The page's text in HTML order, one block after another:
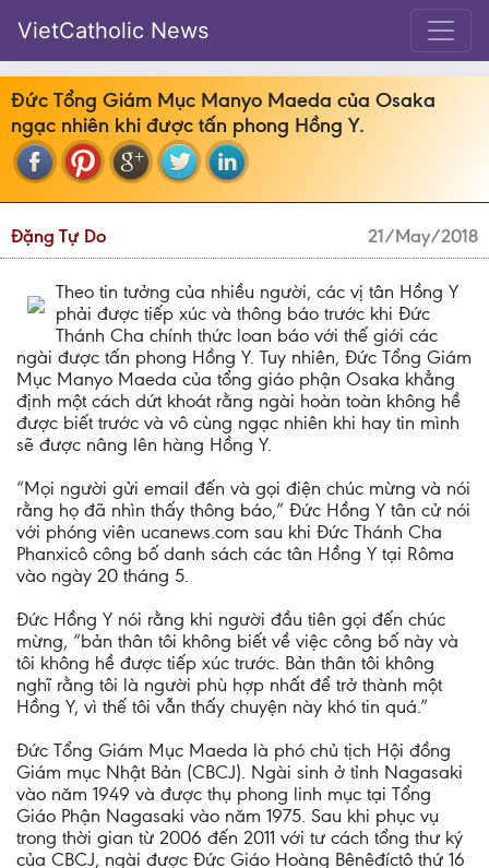
VietCatholic News
Đức Tổng Giám Mục Manyo Maeda của Osaka
ngạc nhiên khi được tấn phong Hồng Y.
Đặng Tự Do 21/May/2018
Theo tin tưởng của nhiều người, các vị tân Hồng Y
phải được tiếp xúc và thông báo trước khi Đức
Thánh Cha chính thức loan báo với thế giới các
ngài được tấn phong Hồng Y. Tuy nhiên, Đức Tổng Giám
Mục Manyo Maeda của tổng giáo phận Osaka khẳng
định một cách dứt khoát rằng ngài hoàn toàn không hề
được biết trước và vô cùng ngạc nhiên khi hay tin mình
sẽ được nâng lên hàng Hồng Y.
“Mọi người gửi email đến và gọi điện chúc mừng và nói
rằng họ đã nhìn thấy thông báo,” Đức Hồng Y tân cử nói
với phóng viên ucanews.com sau khi Đức Thánh Cha
Phanxicô công bố danh sách các tân Hồng Y tại Rôma
vào ngày 20 tháng 5.
Đức Hồng Y nói rằng khi người đầu tiên gọi đến chúc
mừng, “bản thân tôi không biết về việc công bố này và
tôi không hề được tiếp xúc trước. Bản thân tôi không
nghĩ rằng tôi là người phù hợp nhất để trở thành một
Hồng Y, vì thế tôi vẫn thấy chuyện này khó tin quá.”
Đức Tổng Giám Mục Maeda là phó chủ tịch Hội đồng
Giám mục Nhật Bản (CBCJ). Ngài sinh ở tỉnh Nagasaki
vào năm 1949 và được thụ phong linh mục tại Tổng
Giáo Phận Nagasaki vào năm 1975. Sau khi phục vụ
trong thời gian từ 2006 đến 2011 với tư cách tổng thư ký
của CBCJ, ngài được Đức Giáo Hoàng Bênêđíctô thứ 16